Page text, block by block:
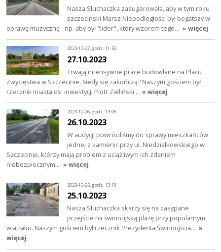
Nasza Słuchaczka zasugerowała, aby w tym roku
szczeciński Marsz Niepodległości był bogatszy w
oprawę muzyczną - np. aby był "lider", który wzorem tego… » więcej
2023-10-27, godz. 11:55
27.10.2023
Trwają intensywne prace budowlane na Placu
Zwycięstwa w Szczecinie. Kiedy się zakończą? Naszym gościem był
rzecznik miasta ds. inwestycji Piotr Zieliński… » więcej
2023-10-26, godz. 13:06
26.10.2023
W audycji powróciliśmy do sprawy mieszkańców
jednej z kamienic przy ul. Niedziałkowskiego w
Szczecinie, którzy mają problem z uciążliwym ich zdaniem
niebezpiecznym… » więcej
2023-10-25, godz. 13:18
25.10.2023
Nasza Słuchaczka skarży się na zasypane
przejście na świnoujską plażę przy popularnym
wiatraku. Naszym gościem był rzecznik Prezydenta Świnoujścia… »
więcej